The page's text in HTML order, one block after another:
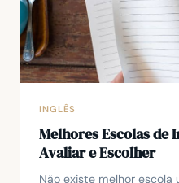
INGLÊS
Melhores Escolas de
Avaliar e Escolher
Não existe melhor